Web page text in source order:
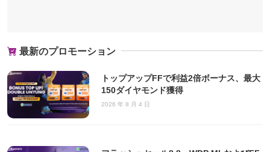
最新のプロモーション
トップアップFFで利益2倍ボーナス、最大
150ダイヤモンド獲得
2026 年 8 月 4 日